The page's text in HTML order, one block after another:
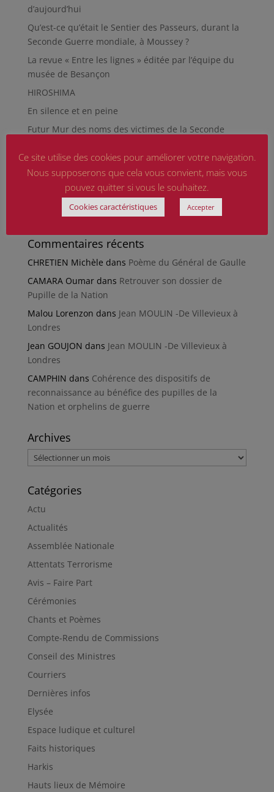
d’aujourd’hui
Qu’est-ce qu’était le Sentier des Passeurs, durant la
Seconde Guerre mondiale, à Moussey ?
La revue « Entre les lignes » éditée par l’équipe du
musée de Besançon
HIROSHIMA
En silence et en peine
Futur Mur des noms des victimes de la Seconde
RÉPARER LES OMISSIONS SUR LES MONUMENTS AUX
MORTS
Le rapport d’activité 2025 de la DMCA.
Quand la paix chemine
Commentaires récents
CHRETIEN Michèle dans Poème du Général de Gaulle
CAMARA Oumardans Retrouver son dossier de
Pupille de la Nation
Malou Lorenzon dans Jean MOULIN -De Villevieux à
Londres
Jean GOUJON dans Jean MOULIN -De Villevieux à
Londres
CAMPHIN dans Cohérence des dispositifs de
reconnaissance au bénéfice des pupilles de la
Nation et orphelins de guerre
Archives
Archives
Catégories
Actu
Actualités
Assemblée Nationale
Attentats Terrorisme
Avis – Faire Part
Cérémonies
Chants et Poèmes
Compte-Rendu de Commissions
Conseil des Ministres
Courriers
Dernières infos
Elysée
Espace ludique et culturel
Faits historiques
Harkis
Hauts lieux de Mémoire
Ce site utilise des cookies pour améliorer votre navigation.
Nous supposerons que cela vous convient, mais vous
pouvez quitter si vous le souhaitez.
Cookies caractéristiques Accepter